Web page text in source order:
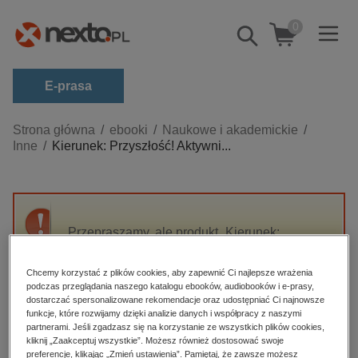
Pokaż/schowaj
wyszukiwarkę
0
E-prasa
Kategorie
Zobacz wszystkie E-prasa
budownictwo, aranżacja wnętrz
darmowe wydania
edukacja
hobby, sport, rozrywka
komputery, internet, technologie, informatyka
Strona główna ebooki
Naukowe i akademickie
Inne
Kierunek: Przyszłość! Aktywni...
Przepraszamy, ale produkt „Kierunek:
High-contrast mode
Polecane
Chcemy korzystać z plików cookies, aby zapewnić Ci najlepsze wrażenia
podczas przeglądania naszego katalogu ebooków, audiobooków i e-prasy,
dostarczać spersonalizowane rekomendacje oraz udostępniać Ci najnowsze
funkcje, które rozwijamy dzięki analizie danych i współpracy z naszymi
partnerami. Jeśli zgadzasz się na korzystanie ze wszystkich plików cookies,
kliknij „Zaakceptuj wszystkie”. Możesz również dostosować swoje
preferencje, klikając „Zmień ustawienia”. Pamiętaj, że zawsze możesz